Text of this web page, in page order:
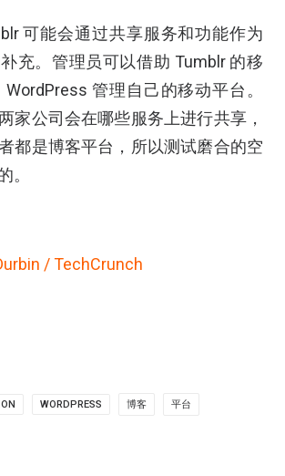
可能会通过共享服务和功能作为
充。管理员可以借助 Tumblr 的移
管理自己的移动平台。
家公司会在哪些服务上进行共享，
都是博客平台，所以测试磨合的空
。
/ TechCrunch
WORDPRESS 博客 平台